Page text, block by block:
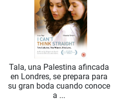
Tala, una Palestina afincada
en Londres, se prepara para
su gran boda cuando conoce
a ...